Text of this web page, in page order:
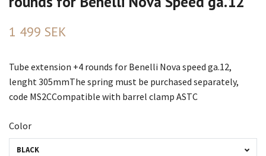
1 499 SEK
Tube extension +4 rounds for Benelli Nova speed ga.12,
lenght 305mmThe spring must be purchased separately,
code MS2CCompatible with barrel clamp ASTC
Color
BLACK